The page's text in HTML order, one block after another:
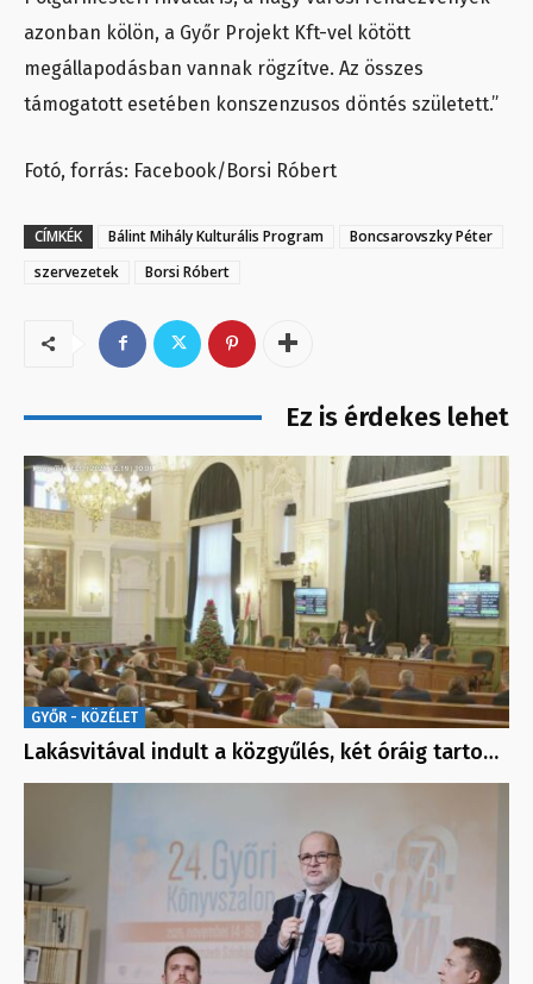
azonban kölön, a Győr Projekt Kft-vel kötött
megállapodásban vannak rögzítve. Az összes
támogatott esetében konszenzusos döntés született.”
Fotó, forrás: Facebook/Borsi Róbert
CÍMKÉK Bálint Mihály Kulturális Program
Boncsarovszky Péter
szervezetek
Borsi Róbert
Ez is érdekes lehet
GYŐR - KÖZÉLET
Lakásvitával indult a közgyűlés, két óráig tarto…